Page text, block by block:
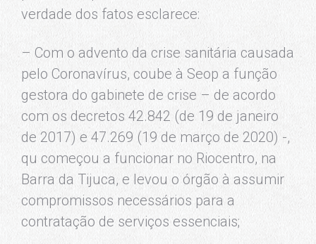
verdade dos fatos esclarece:
– Com o advento da crise sanitária causada
pelo Coronavírus, coube à Seop a função
gestora do gabinete de crise – de acordo
com os decretos 42.842 (de 19 de janeiro
de 2017) e 47.269 (19 de março de 2020) -,
qu começou a funcionar no Riocentro, na
Barra da Tijuca, e levou o órgão à assumir
compromissos necessários para a
contratação de serviços essenciais;